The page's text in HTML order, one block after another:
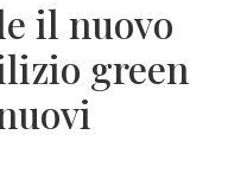
il nuovo
green